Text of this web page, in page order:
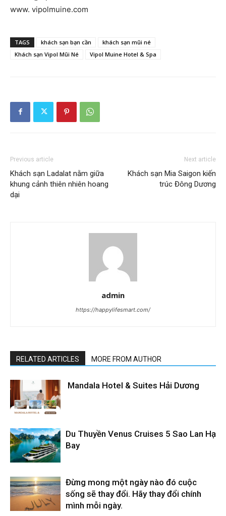
www. vipolmuine.com
TAGS khách sạn bạn cần
khách sạn mũi né
Khách sạn Vipol Mũi Né
Vipol Muine Hotel & Spa
Previous article
Khách sạn Ladalat nằm giữa
khung cảnh thiên nhiên hoang
dại
Next article
Khách sạn Mia Saigon kiến
trúc Đông Dương
admin
https://happylifesmart.com/
RELATED ARTICLES MORE FROM AUTHOR
Mandala Hotel & Suites Hải Dương
Du Thuyền Venus Cruises 5 Sao Lan Hạ
Bay
Đừng mong một ngày nào đó cuộc
sống sẽ thay đổi. Hãy thay đổi chính
mình mỗi ngày.